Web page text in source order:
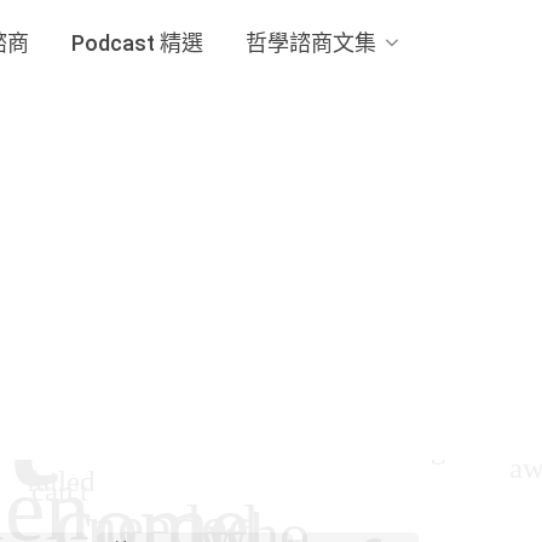
商 Podcast 精選 哲學諮商文集